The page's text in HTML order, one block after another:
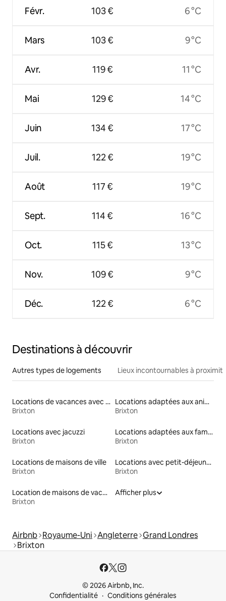
Févr.
Mars
Avr.
Mai
Juin
Juil.
Août
Sept.
Oct.
Nov.
Déc.
103 €
103 €
119 €
129 €
134 €
122 €
117 €
114 €
115 €
109 €
122 €
6 °C
9 °C
11 °C
14 °C
17 °C
19 °C
19 °C
16 °C
13 °C
9 °C
6 °C
Destinations à découvrir
Autres types de logements Lieux incontournables à
Locations de vacances avec piscine
Brixton
Locations adaptées aux animaux
Brixton
Locations avec jacuzzi
Brixton
Locations adaptées aux familles
Brixton
Locations de maisons de ville
Brixton
Locations avec petit-déjeuner
Brixton
Location de maisons de vacances
Brixton
Afficher plus
Airbnb Royaume-Uni Angleterre Grand Londres
Brixton
© 2026 Airbnb, Inc.
Confidentialité
Conditions générales